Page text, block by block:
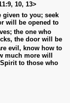
10, 13>
given to you; seek
will be opened to
the one who
the door will be
evil, know how to
much more will
to those who